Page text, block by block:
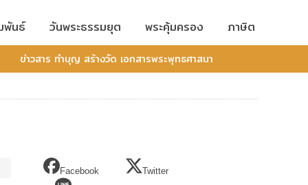
พันธ์ วันพระธรรมยุต พระคุ้มครอง ภาษิต
ข่าวสาร ทำบุญ สร้างวัด เอกสารพระพุทธศาสนา
Facebook
Twitter